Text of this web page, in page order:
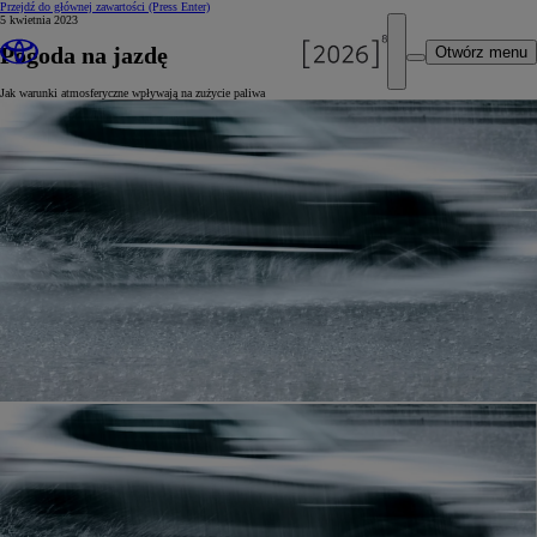
Przejdź do głównej zawartości (Press Enter)
Otwórz menu
5 kwietnia 2023
Pogoda na jazdę
Jak warunki atmosferyczne wpływają na zużycie paliwa